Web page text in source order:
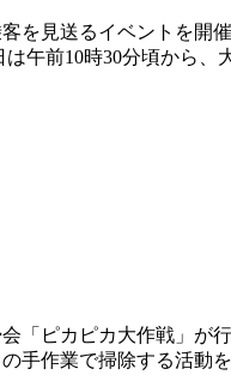
を見送るイベントを開
午前10時30分頃から、
「ピカピカ大作戦」が
手作業で掃除する活動